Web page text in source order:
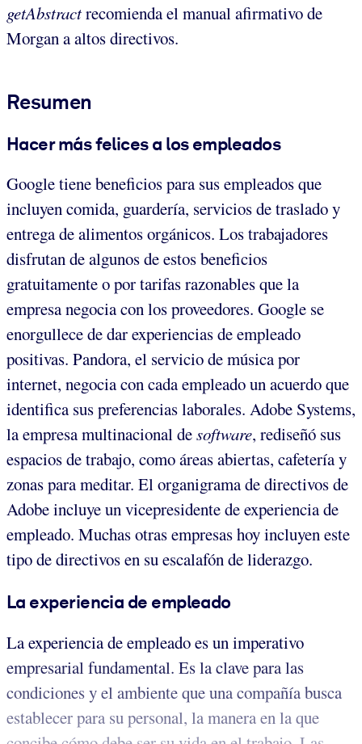
getAbstractrecomienda el manual afirmativo de
Morgan a altos directivos.
Resumen
Hacer más felices a los empleados
Google tiene beneficios para sus empleados que
incluyen comida, guardería, servicios de traslado y
entrega de alimentos orgánicos. Los trabajadores
disfrutan de algunos de estos beneficios
gratuitamente o por tarifas razonables que la
empresa negocia con los proveedores. Google se
enorgullece de dar experiencias de empleado
positivas. Pandora, el servicio de música por
internet, negocia con cada empleado un acuerdo que
identifica sus preferencias laborales. Adobe Systems,
la empresa multinacional desoftware, rediseñó sus
espacios de trabajo, como áreas abiertas, cafetería y
zonas para meditar. El organigrama de directivos de
Adobe incluye un vicepresidente de experiencia de
empleado. Muchas otras empresas hoy incluyen este
tipo de directivos en su escalafón de liderazgo.
La experiencia de empleado
La experiencia de empleado es un imperativo
empresarial fundamental. Es la clave para las
condiciones y el ambiente que una compañía busca
establecer para su personal, la manera en la que